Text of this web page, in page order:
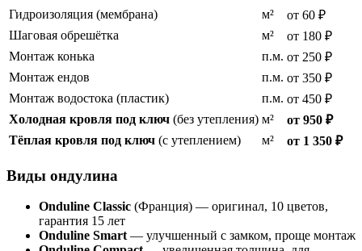
Гидроизоляция (мембрана)
м²
от 60 ₽
Шаговая обрешётка
м²
от 180 ₽
Монтаж конька
п.м. от 250 ₽
Монтаж ендов
п.м. от 350 ₽
Монтаж водостока (пластик)
п.м. от 450 ₽
Холодная кровля под ключ (без утепления) м²
от 950 ₽
Тёплая кровля под ключ (с утеплением) м² от 1 350 ₽
Виды ондулина
Onduline Classic (Франция) — оригинал, 10 цветов,
гарантия 15 лет
Onduline Smart — улучшенный с замком, проще монтаж